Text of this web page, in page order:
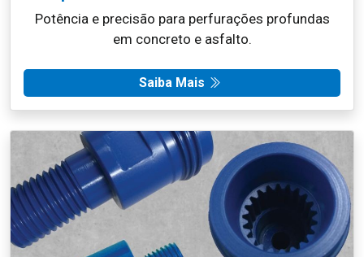
Potência e precisão para perfurações profundas
em concreto e asfalto.
Saiba Mais